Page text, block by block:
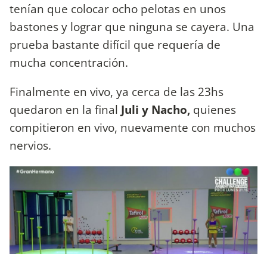
tenían que colocar ocho pelotas en unos
bastones y lograr que ninguna se cayera. Una
prueba bastante difícil que requería de
mucha concentración.
Finalmente en vivo, ya cerca de las 23hs
quedaron en la final Juli y Nacho, quienes
compitieron en vivo, nuevamente con muchos
nervios.